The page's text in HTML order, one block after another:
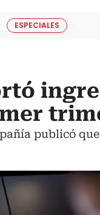
ESPECIALES
publicó